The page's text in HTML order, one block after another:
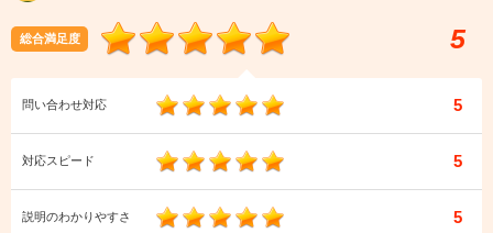
総合満足度 5
問い合わせ対応 5
対応スピード 5
説明のわかりやすさ 5